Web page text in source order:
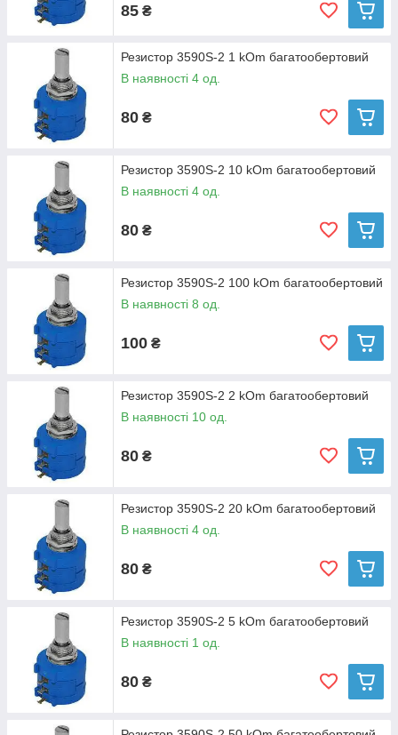
85 ₴
Резистор 3590S-2 1 kOm багатообертовий
В наявності 4 од.
80 ₴
Резистор 3590S-2 10 kOm багатообертовий
В наявності 4 од.
80 ₴
Резистор 3590S-2 100 kOm багатообертовий
В наявності 8 од.
100 ₴
Резистор 3590S-2 2 kOm багатообертовий
В наявності 10 од.
80 ₴
Резистор 3590S-2 20 kOm багатообертовий
В наявності 4 од.
80 ₴
Резистор 3590S-2 5 kOm багатообертовий
В наявності 1 од.
80 ₴